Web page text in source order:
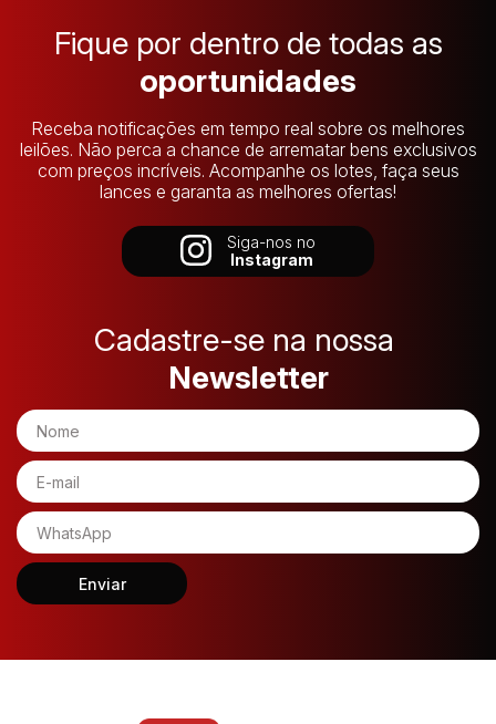
Fique por dentro de todas as
oportunidades
Receba notificações em tempo real sobre os melhores
leilões. Não perca a chance de arrematar bens exclusivos
com preços incríveis. Acompanhe os lotes, faça seus
lances e garanta as melhores ofertas!
Siga-nos no
Instagram
Cadastre-se na nossa
Newsletter
Enviar